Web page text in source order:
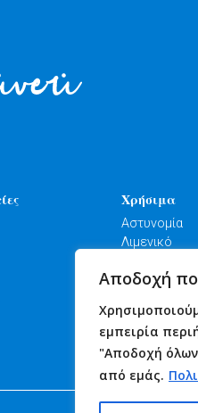
Αποδοχή
εμπειρία
"Αποδοχή
από εμάς.
Χρήσιμα
Αστυνομία
Λιμενικό
Φαρμακεία